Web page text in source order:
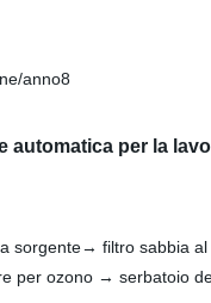
anno8
automatica per la
sorgente→ filtro sabbia
per ozono → serbatoio